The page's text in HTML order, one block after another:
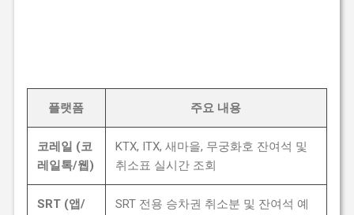
플랫폼 주요 내용
코레일 (코
레일톡/웹)
KTX, ITX, 새마을, 무궁화호 잔여석 및
취소표 실시간 조회
SRT (앱/ SRT 전용 승차권 취소분 및 잔여석 예